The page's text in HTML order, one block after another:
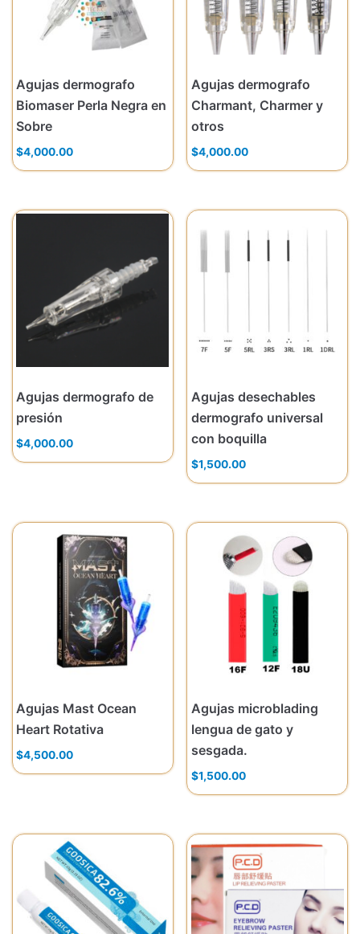
Agujas dermografo
Biomaser Perla Negra en
Sobre
$4,000.00
Agujas dermografo
Charmant, Charmer y
otros
$4,000.00
Agujas dermografo de
presión
$4,000.00
Agujas desechables
dermografo universal
con boquilla
$1,500.00
Agujas Mast Ocean
Heart Rotativa
$4,500.00
Agujas microblading
lengua de gato y
sesgada.
$1,500.00